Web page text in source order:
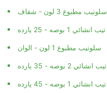
سلوتيب مطبوع 3 لون - شفاف
تيب انشائي 1 بوصه - 25 يارده
سلوتيب مطبوع 1 لون - الوان
تيب انشائي 2 بوصه - 35 يارده
تيب انشائي 1 بوصه - 45 يارده